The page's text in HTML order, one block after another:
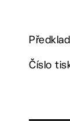
Číslo